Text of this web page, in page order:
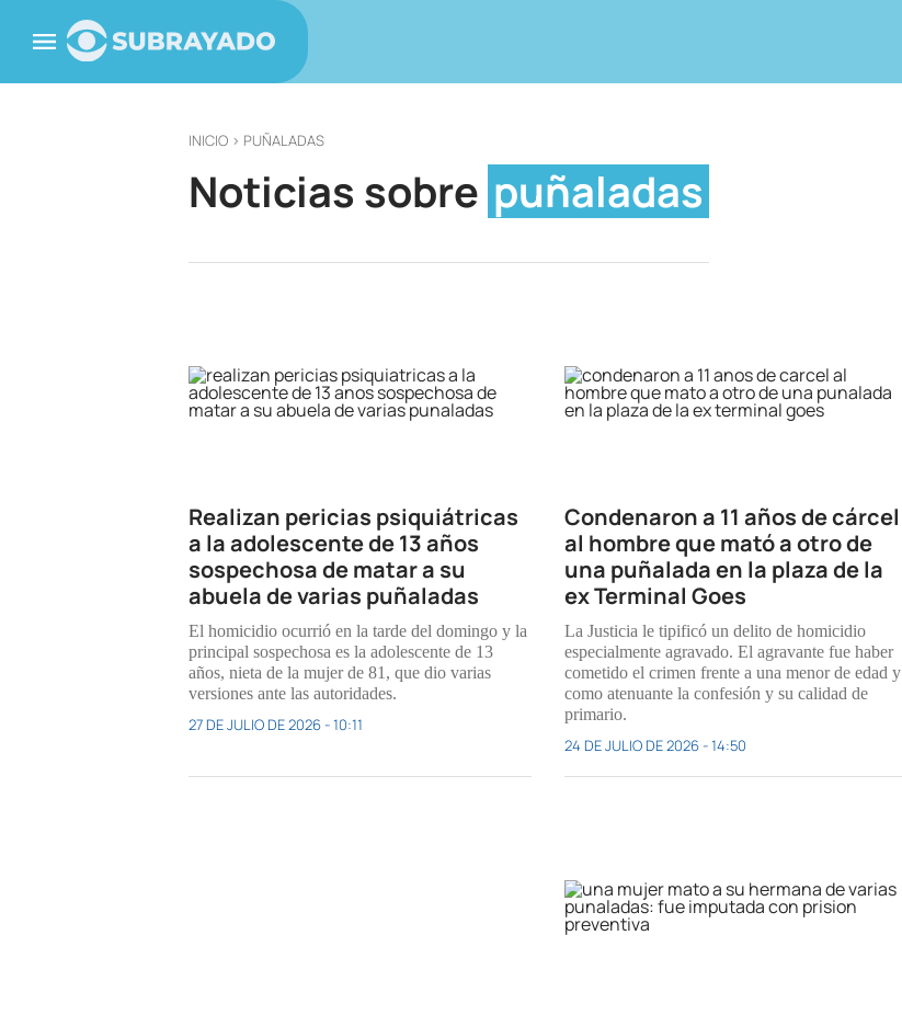
INICIO > PUÑALADAS
Noticias sobre puñaladas
Realizan pericias psiquiátricas
a la adolescente de 13 años
sospechosa de matar a su
abuela de varias puñaladas
El homicidio ocurrió en la tarde del domingo y la
principal sospechosa es la adolescente de 13
años, nieta de la mujer de 81, que dio varias
versiones ante las autoridades.
27 DE JULIO DE 2026 - 10:11
Condenaron a 11 años de cárcel
al hombre que mató a otro de
una puñalada en la plaza de la
ex Terminal Goes
La Justicia le tipificó un delito de homicidio
especialmente agravado. El agravante fue haber
cometido el crimen frente a una menor de edad y
como atenuante la confesión y su calidad de
primario.
24 DE JULIO DE 2026 - 14:50